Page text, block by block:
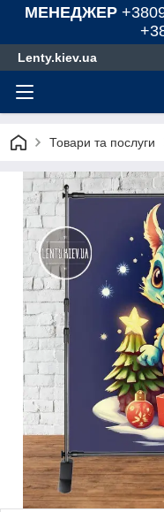
МЕНЕДЖЕР
Lenty.kiev.ua
Товари та послуги